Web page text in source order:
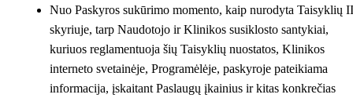
Nuo Paskyros sukūrimo momento, kaip nurodyta Taisyklių
skyriuje, tarp Naudotojo ir Klinikos susiklosto santykiai,
kuriuos reglamentuoja šių Taisyklių nuostatos, Klinikos
interneto svetainėje, Programėlėje, paskyroje pateikiama
informacija, įskaitant Paslaugų įkainius ir kitas konkrečias